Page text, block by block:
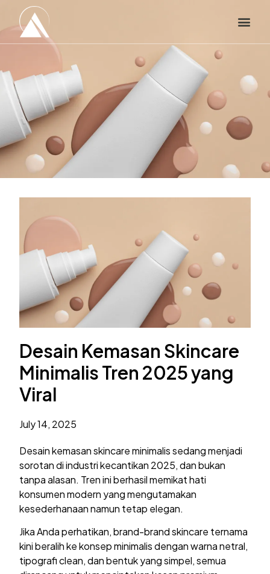
Desain Kemasan Skincare
Minimalis Tren 2025 yang
Viral
July 14, 2025
Desain kemasan skincare minimalis sedang menjadi
sorotan di industri kecantikan 2025, dan bukan
tanpa alasan. Tren ini berhasil memikat hati
konsumen modern yang mengutamakan
kesederhanaan namun tetap elegan.
Jika Anda perhatikan, brand-brand skincare ternama
kini beralih ke konsep minimalis dengan warna netral,
tipografi clean, dan bentuk yang simpel, semua